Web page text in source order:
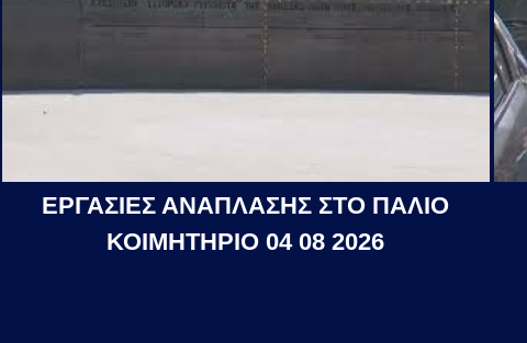
ΕΡΓΑΣΙΕΣ ΑΝΑΠΛΑΣΗΣ ΣΤΟ ΠΑΛΙΟ
ΚΟΙΜΗΤΗΡΙΟ 04 08 2026